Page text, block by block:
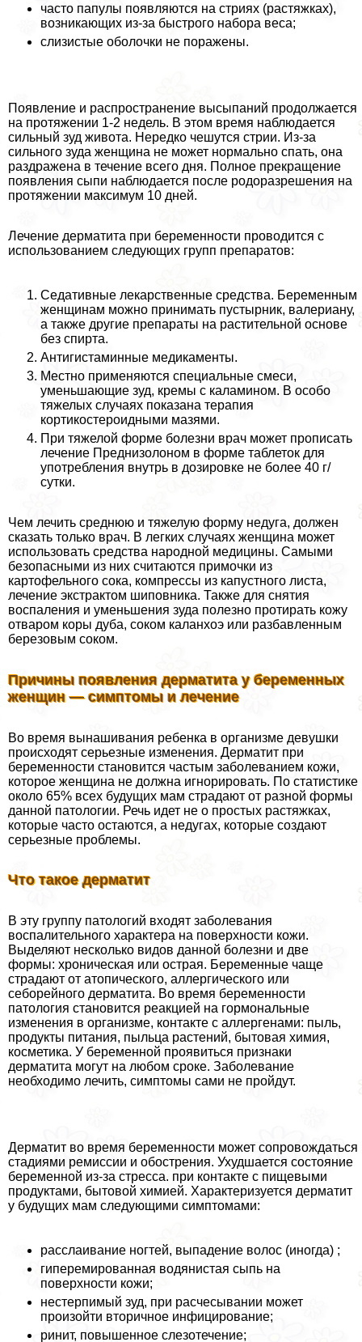
часто папулы появляются на стриях (растяжках),
возникающих из-за быстрого набора веса;
слизистые оболочки не поражены.
Появление и распространение высыпаний продолжается
на протяжении 1-2 недель. В этом время наблюдается
сильный зуд живота. Нередко чешутся стрии. Из-за
сильного зуда женщина не может нормально спать, она
раздражена в течение всего дня. Полное прекращение
появления сыпи наблюдается после родоразрешения на
протяжении максимум 10 дней.
Лечение дерматита при беременности проводится с
использованием следующих групп препаратов:
Седативные лекарственные средства. Беременным
женщинам можно принимать пустырник, валериану,
а также другие препараты на растительной основе
без спирта.
Антигистаминные медикаменты.
Местно применяются специальные смеси,
уменьшающие зуд, кремы с каламином. В особо
тяжелых случаях показана терапия
кортикостероидными мазями.
При тяжелой форме болезни врач может прописать
лечение Преднизолоном в форме таблеток для
употрeбления внутрь в дозировке не более 40 г/
сутки.
Чем лечить среднюю и тяжелую форму недуга, должен
сказать только врач. В легких случаях женщина может
использовать средства народной медицины. Самыми
безопасными из них считаются примочки из
картофельного сока, компрессы из капустного листа,
лечение экстpaктом шиповника. Также для снятия
воспаления и уменьшения зуда полезно протирать кожу
отваром коры дуба, соком каланхоэ или разбавленным
березовым соком.
Причины появления дерматита у беременных
женщин — симптомы и лечение
Во время вынашивания ребенка в организме дeвyшки
происходят серьезные изменения. Дерматит при
беременности становится частым заболеванием кожи,
которое женщина не должна игнорировать. По статистике
около 65% всех будущих мам страдают от разной формы
данной патологии. Речь идет не о простых растяжках,
которые часто остаются, а недугах, которые создают
серьезные проблемы.
Что такое дерматит
В эту группу патологий входят заболевания
воспалительного хаpaктера на поверхности кожи.
Выделяют несколько видов данной болезни и две
формы: хроническая или острая. Беременные чаще
страдают от атопического, аллергического или
себорейного дерматита. Во время беременности
патология становится реакцией на гормональные
изменения в организме, контакте с аллергенами: пыль,
продукты питания, пыльца растений, бытовая химия,
косметика. У беременной проявиться признаки
дерматита могут на любом сроке. Заболевание
необходимо лечить, симптомы сами не пройдут.
Дерматит во время беременности может сопровождаться
стадиями ремиссии и обострения. Ухудшается состояние
беременной из-за стресса. при контакте с пищевыми
продуктами, бытовой химией. Хаpaктеризуется дерматит
у будущих мам следующими симптомами:
расслаивание ногтей, выпадение волос (иногда) ;
гиперемированная водянистая сыпь на
поверхности кожи;
нестерпимый зуд, при расчесывании может
произойти вторичное инфицирование;
ринит, повышенное слезотечение;